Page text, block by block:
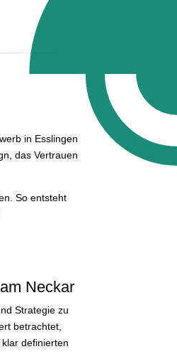
in Esslingen
das Vertrauen
So entsteht
Neckar
Strategie zu
betrachtet,
definierten